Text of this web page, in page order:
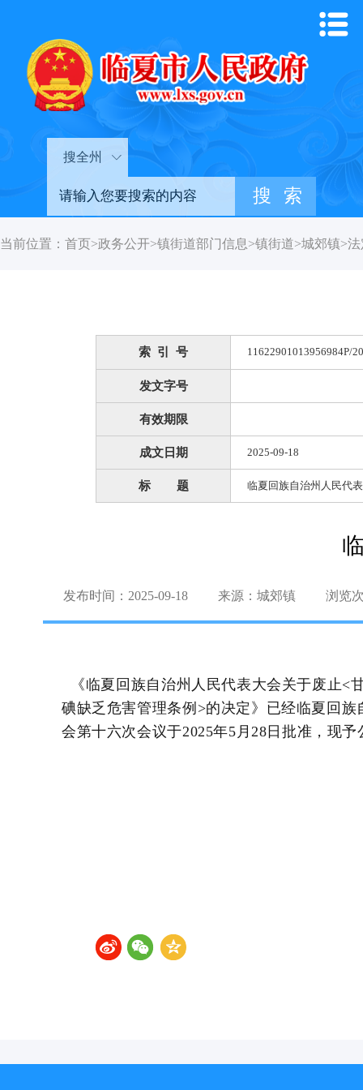
搜全州
当前位置： 首页>政务公开>镇街道部门信息>镇街道>城郊镇>法
索 引 号 11622901013956984P/
发文字号
有效期限
成文日期 2025-09-18
标 题 临夏回族自治州人民代
发布时间：2025-09-18 来源：城郊镇 浏览
《临夏回族自治州人民代表大会关于废止<
碘缺乏危害管理条例>的决定》已经临夏回
会第十六次会议于2025年5月28日批准，现